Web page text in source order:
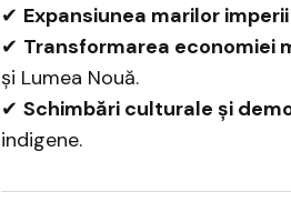
✔ Expansiunea marilor
✔ Transformarea economiei
și Lumea Nouă.
✔ Schimbări culturale și
indigene.